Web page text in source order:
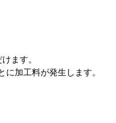
ます。
加工料が発生します。